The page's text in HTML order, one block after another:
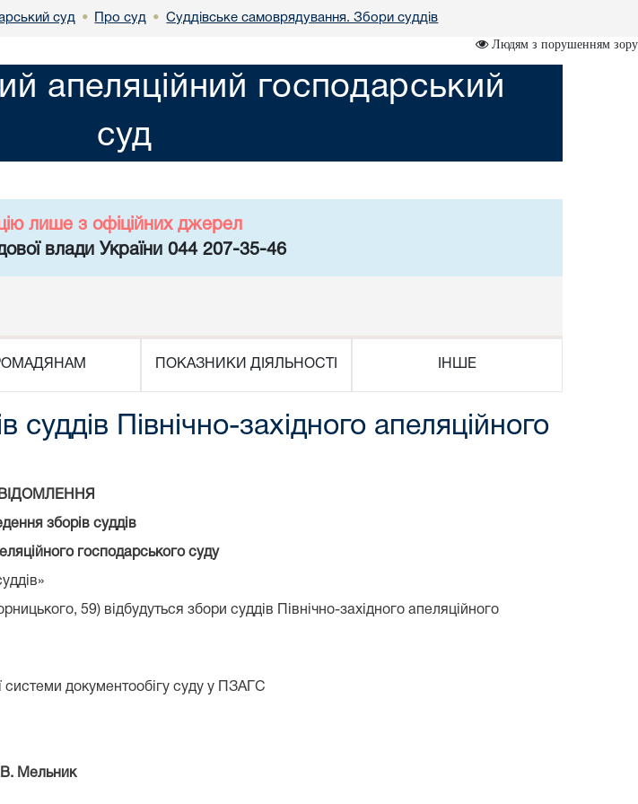
суд • Про суд • Суддівське самоврядування. Збори суддів
Людям з порушенням зору
апеляційний господарський
суд
лише з офіційних джерел
влади України 044 207-35-46
ПОКАЗНИКИ ДІЯЛЬНОСТІ ІНШЕ
Північно-західного апеляційного
зборів суддів
господарського суду
59) відбудуться збори суддів Північно-західного апеляційного
документообігу суду у ПЗАГС